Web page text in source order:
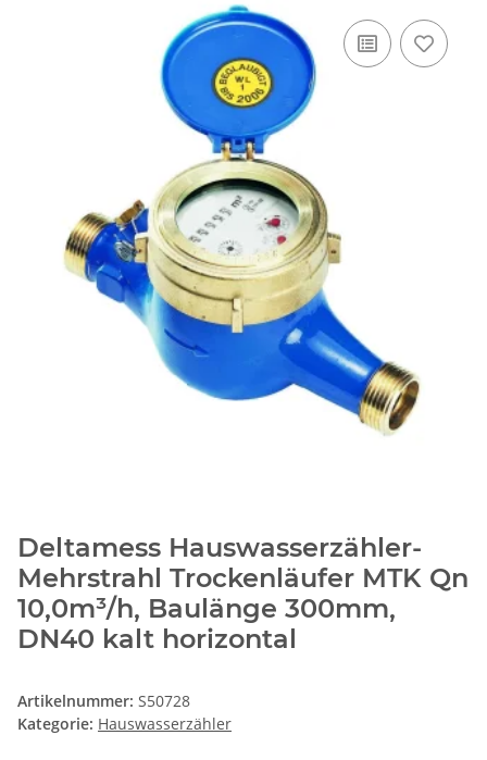
Deltamess Hauswasserzähler-
Mehrstrahl Trockenläufer MTK Qn
10,0m³/h, Baulänge 300mm,
DN40 kalt horizontal
Artikelnummer: S50728
Kategorie: Hauswasserzähler